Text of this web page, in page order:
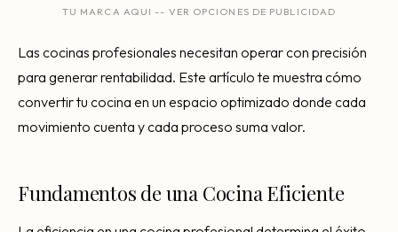
Por qué fracasan
Traspasar restaurante
Mi restaurante va a cerrar
TU MARCA AQUI -- VER OPCIONES DE PUBLICIDAD
Las cocinas profesionales necesitan operar con precisión
para generar rentabilidad. Este artículo te muestra cómo
convertir tu cocina en un espacio optimizado donde cada
movimiento cuenta y cada proceso suma valor.
Fundamentos de una Cocina Eficiente